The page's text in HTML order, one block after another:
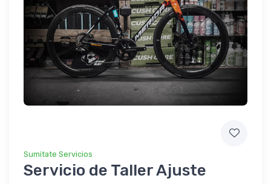
Sumitate Servicios
Servicio de Taller Ajuste